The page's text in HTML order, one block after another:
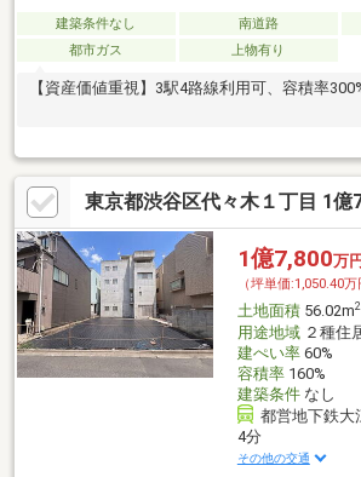
建築条件なし 南道路
都市ガス
上物有り
【資産価値重視】3駅4路線利用可、容積率
東京都渋谷区代々木１丁目 1億
1億7,800万円
（坪単価:1,050.40万
土地面積56.02m2
用途地域２種住
建ぺい率60%
容積率160%
建築条件なし
都営地下鉄大
4分
その他の交通